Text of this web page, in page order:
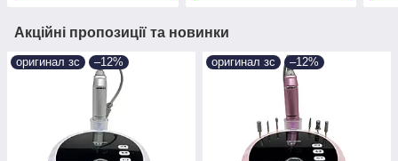
Акційні пропозиції та новинки
оригинал зс –12% оригинал зс –12%